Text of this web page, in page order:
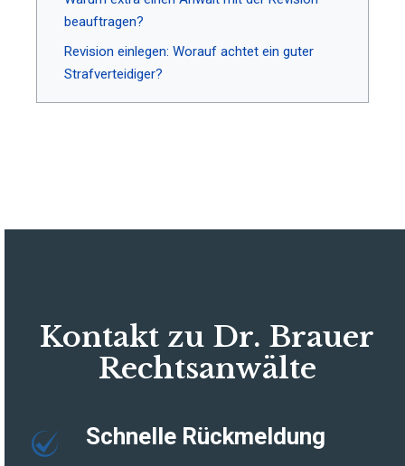
beauftragen?
Revision einlegen: Worauf achtet ein guter
Strafverteidiger?
Kontakt zu Dr. Brauer
Rechtsanwälte
Schnelle Rückmeldung